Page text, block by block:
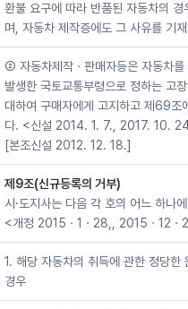
환불 요구에 따라 반품된 자동차의
며, 자동차 제작증에도 그 사유를
② 자동차제작ㆍ판매자등은 자동차
발생한 국토교통부령으로 정하는 고
대하여 구매자에게 고지하고 제69조
다. <신설 2014. 1. 7., 2017. 10.
[본조신설 2012. 12. 18.]
제9조(신규등록의 거부)
시·도지사는 다음 각 호의 어느 하나
<개정 2015ㆍ1ㆍ28,, 2015ㆍ12ㆍ
1. 해당 자동차의 취득에 관한 정당한
경우